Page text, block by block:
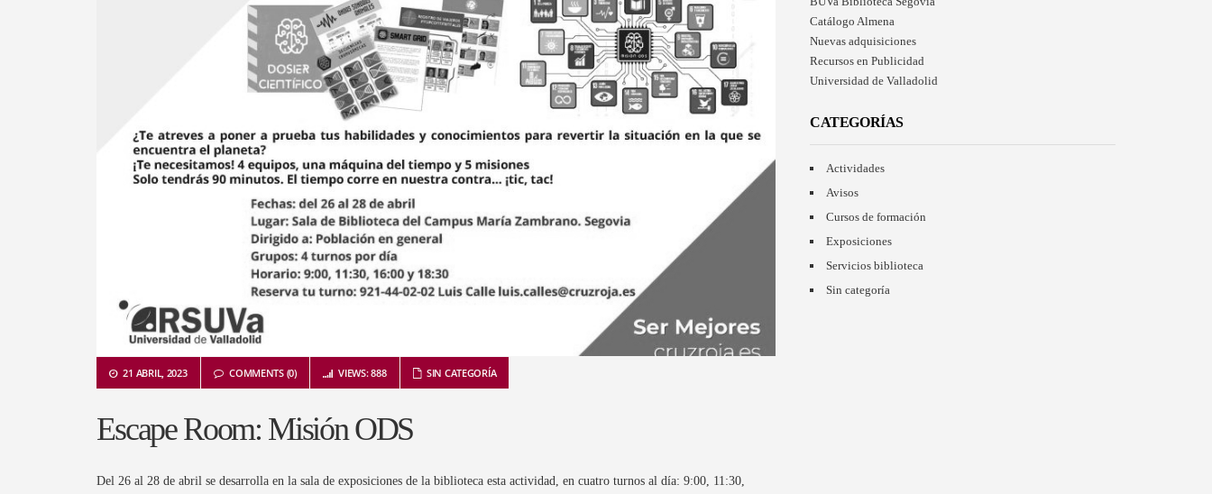
21 ABRIL, 2023 COMMENTS (0) VIEWS: 888 SIN CATEGORÍA
Escape Room: Misión ODS
Del 26 al 28 de abril se desarrolla en la sala de exposiciones de la biblioteca esta actividad, en cuatro turnos al día: 9:00, 11:30,
Catálogo Almena
Nuevas adquisiciones
Recursos en Publicidad
Universidad de Valladolid
CATEGORÍAS
Actividades
Avisos
Cursos de formación
Exposiciones
Servicios biblioteca
Sin categoría